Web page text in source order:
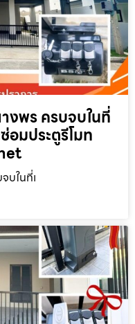
งพร ครบจบในที่
อมประตูรีโมท
บในที่เ